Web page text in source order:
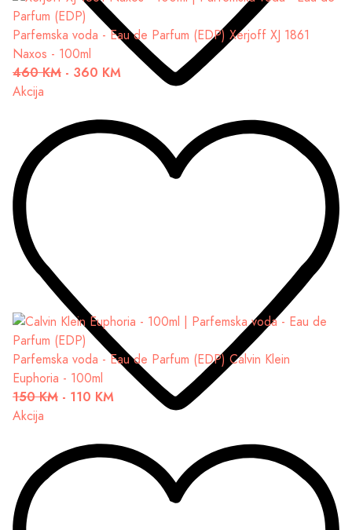
Parfemska voda - Eau de Parfum (EDP) Xerjoff XJ 1861
Naxos - 100ml
460 KM - 360 KM
Akcija
Parfemska voda - Eau de Parfum (EDP) Calvin Klein
Euphoria - 100ml
150 KM - 110 KM
Akcija